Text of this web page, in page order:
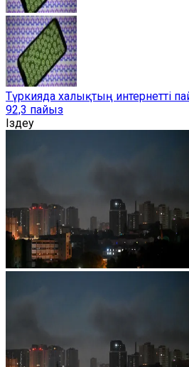
Түркияда халықтың интернетті
92,3 пайыз
Іздеу